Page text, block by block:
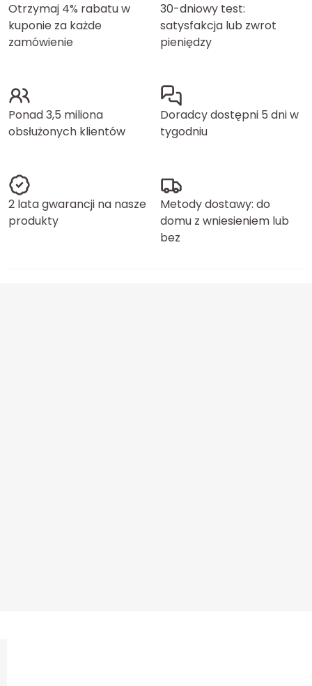
Otrzymaj 4% rabatu w
kuponie za każde
zamówienie
30-dniowy test:
satysfakcja lub zwrot
pieniędzy
Ponad 3,5 miliona
obsłużonych klientów
Doradcy dostępni 5 dni w
tygodniu
2 lata gwarancji na nasze
produkty
Metody dostawy: do
domu z wniesieniem lub
bez